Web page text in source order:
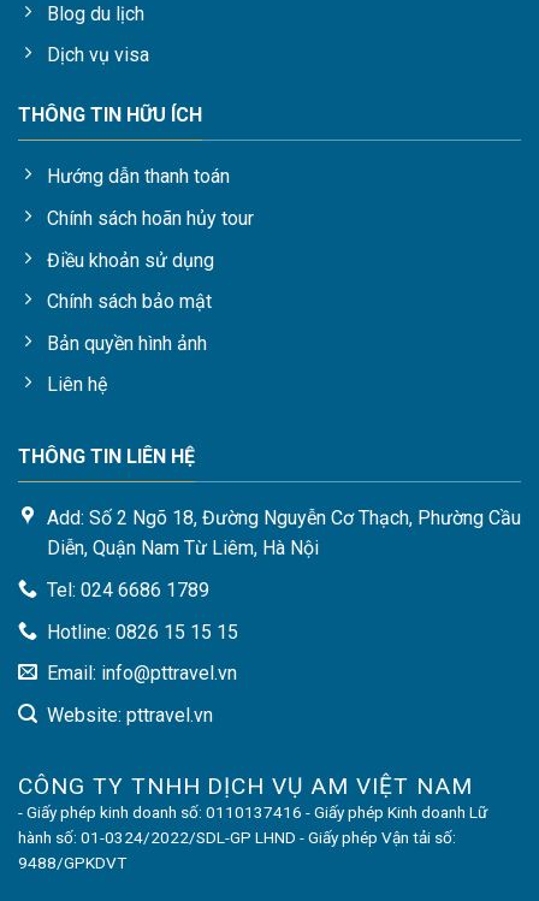
Blog du lịch
Dịch vụ visa
THÔNG TIN HỮU ÍCH
Hướng dẫn thanh toán
Chính sách hoãn hủy tour
Điều khoản sử dụng
Chính sách bảo mật
Bản quyền hình ảnh
Liên hệ
THÔNG TIN LIÊN HỆ
Add: Số 2 Ngõ 18, Đường Nguyễn Cơ Thạch, Phường Cầu
Diễn, Quận Nam Từ Liêm, Hà Nội
Tel: 024 6686 1789
Hotline: 0826 15 15 15
Email: info@pttravel.vn
Website: pttravel.vn
CÔNG TY TNHH DỊCH VỤ AM VIỆT NAM
- Giấy phép kinh doanh số: 0110137416 - Giấy phép Kinh doanh Lữ
hành số: 01-0324/2022/SDL-GP LHND - Giấy phép Vận tải số:
9488/GPKDVT